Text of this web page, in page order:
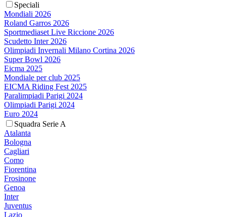
Speciali
Mondiali 2026
Roland Garros 2026
Sportmediaset Live Riccione 2026
Scudetto Inter 2026
Olimpiadi Invernali Milano Cortina 2026
Super Bowl 2026
Eicma 2025
Mondiale per club 2025
EICMA Riding Fest 2025
Paralimpiadi Parigi 2024
Olimpiadi Parigi 2024
Euro 2024
Squadra Serie A
Atalanta
Bologna
Cagliari
Como
Fiorentina
Frosinone
Genoa
Inter
Juventus
Lazio